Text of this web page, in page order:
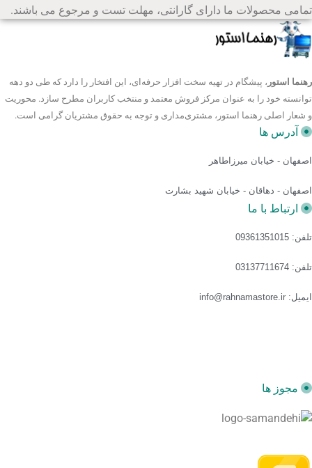
تمامی محصولات ما دارای گارانتی، مهلت تست و مرجوع می باشند.
رهنما استور ، پیشگام در تهیه سخت افزار حرفه‌ای، این افتخار را دارد که طی دو دهه
توانسته خود را به عنوان مرکز فروش معتمد و منتخب کاربران مطرح سازد. محوریت
و شعار اصلی رهنما استور، مشتری‌مداری و توجه به حقوق مشتریان گرامی است.
آدرس ها
اصفهان - خیابان میرزاطاهر
اصفهان - دهاقان - خیابان شهید بشارت
ارتباط با ما
تلفن: 09361351015
تلفن: 03137711674
ایمیل: info@rahnamastore.ir
مجوز ها